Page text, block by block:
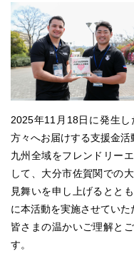
2025年11月18日に発生
方々へお届けする支援金活
九州全域をフレンドリー
して、大分市佐賀関での
見舞いを申し上げるとと
に本活動を実施させていた
皆さまの温かいご理解と
す。